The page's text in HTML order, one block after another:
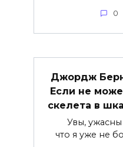
0
Джордж
Если не
скелета в
Увы, ужасны
что я уже не